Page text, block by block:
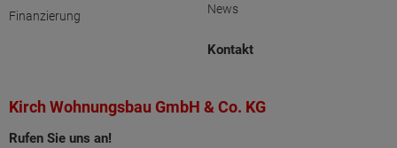
Finanzierung
News
Kontakt
Kirch Wohnungsbau GmbH & Co. KG
Rufen Sie uns an!